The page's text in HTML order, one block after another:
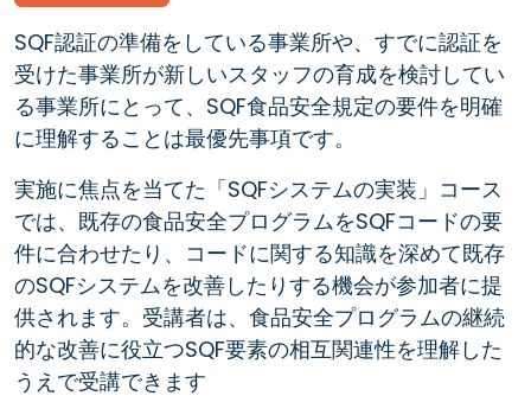
SQF認証の準備をしている事業所や、すでに認証を
受けた事業所が新しいスタッフの育成を検討してい
る事業所にとって、SQF食品安全規定の要件を明確
に理解することは最優先事項です。
実施に焦点を当てた「SQFシステムの実装」コース
では、既存の食品安全プログラムをSQFコードの要
件に合わせたり、コードに関する知識を深めて既存
のSQFシステムを改善したりする機会が参加者に提
供されます。受講者は、食品安全プログラムの継続
的な改善に役立つSQF要素の相互関連性を理解した
うえで受講できます